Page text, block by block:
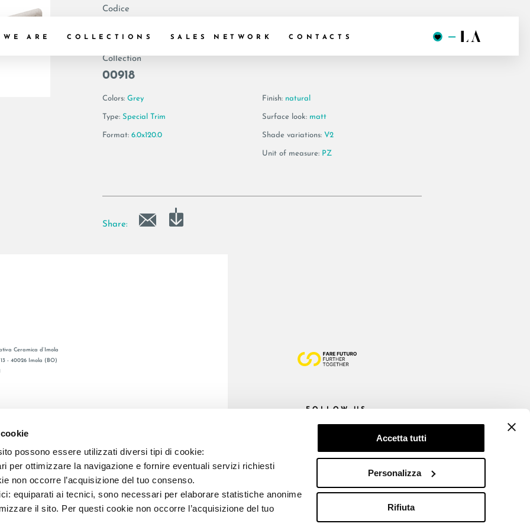
possono essere utilizzati diversi tipi di cookie:
per ottimizzare la navigazione e fornire eventuali servizi richiesti
non occorre l’acquisizione del tuo consenso.
equiparati ai tecnici, sono necessari per elaborare statistiche anonime
il sito. Per questi cookie non occorre l’acquisizione del tuo
Accetta tutti
Personalizza
Rifiuta
WE ARE COLLECTIONS SALES NETWORK CONTACTS
Codice
Collection
00918
Colors: Grey
Type: Special Trim
Format: 6.0x120.0
Finish: natural
Surface look: matt
Shade variations: V2
Unit of measure: PZ
Share:
Ceramica d’Imola
- 40026 Imola (BO)
FOLLOW US
E REG. IMPR. BO 00286900378 R.E.A. BO 5545